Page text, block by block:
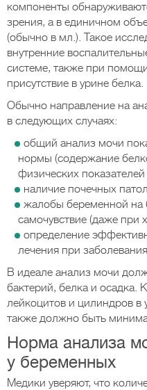
компоненты
зрения, а в единичном
(обычно в мл.). Такое
внутренние
системе, также при
присутствие в урине белка.
Обычно направление на
в следующих случаях:
общий анализ мочи
нормы (содержание
физических
наличие почечных
жалобы беременной на
самочувствие (даже при
определение
лечения при
В идеале анализ мочи
бактерий, белка и осадка.
лейкоцитов и цилиндров
также должно быть
Норма анализа
у беременных
Медики уверяют, что